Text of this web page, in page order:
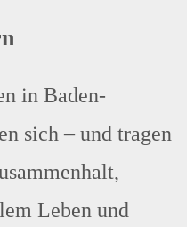
in Baden-
sich – und tragen
Leben und